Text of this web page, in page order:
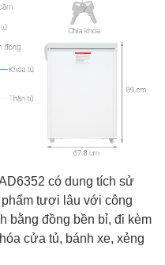
có dung tích sử
tươi lâu với công
bằng đồng bền bỉ, đi kèm
cửa tủ, bánh xe, xẻng